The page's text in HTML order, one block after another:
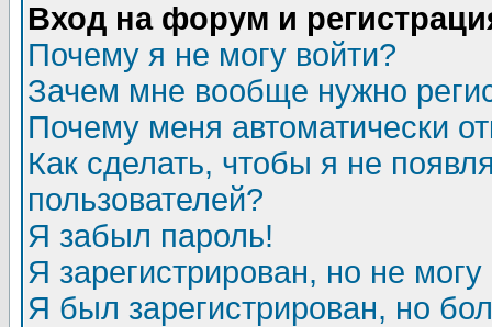
Вход на форум и
Почему я не могу войти?
Зачем мне вообще нужно
Почему меня автоматически
Как сделать, чтобы я не
пользователей?
Я забыл пароль!
Я зарегистрирован, но не могу
Я был зарегистрирован, но